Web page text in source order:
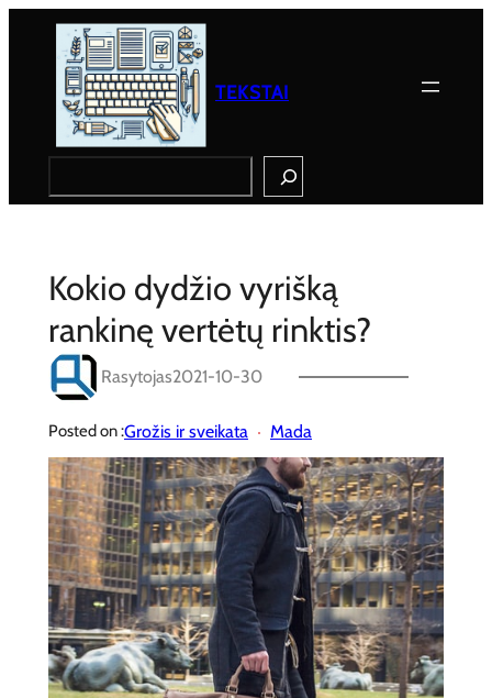
TEKSTAI
Kokio dydžio vyrišką
rankinę vertėtų rinktis?
Rasytojas2021-10-30
Posted on :Grožis ir sveikata Mada